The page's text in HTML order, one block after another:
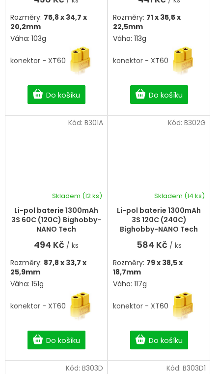
Do košíku
Rozměry: 75,8 x 34,7 x
20,2mm
Váha: 103g
konektor - XT60
Do košíku
Rozměry: 71 x 35,5 x
22,5mm
Váha: 113g
konektor - XT60
Li-pol baterie 1300mAh
3S 60C (120C) Bighobby-
NANO Tech
Skladem (12 ks)
494 Kč / ks
Do košíku
Rozměry: 87,8 x 33,7 x
25,9mm
Váha: 151g
konektor - XT60
Kód: B301A
Li-pol baterie 1300mAh
3S 120C (240C)
Bighobby-NANO Tech
Skladem (14 ks)
584 Kč / ks
Do košíku
Rozměry: 79 x 38,5 x
18,7mm
Váha: 117g
konektor - XT60
Kód: B302G
Kód: B303D Kód: B303D1